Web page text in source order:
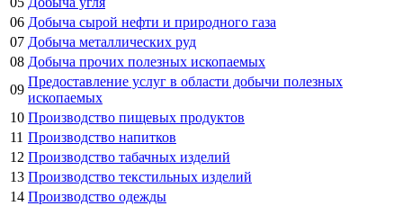
06 Добыча сырой нефти и природного газа
07 Добыча металлических руд
08 Добыча прочих полезных ископаемых
09
Предоставление услуг в области добычи полезных
ископаемых
10 Производство пищевых продуктов
11 Производство напитков
12 Производство табачных изделий
13 Производство текстильных изделий
14 Производство одежды